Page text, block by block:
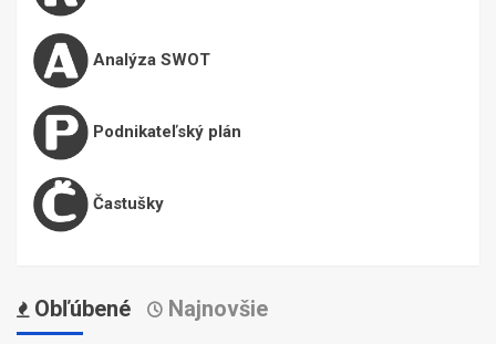
Analýza SWOT
Podnikateľský plán
Častušky
Obľúbené Najnovšie